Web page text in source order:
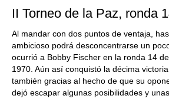
II Torneo de la Paz, ronda
Al mandar con dos puntos de ventaja,
ambicioso podrá desconcentrarse un
ocurrió a Bobby Fischer en la ronda 14
1970. Aún así conquistó la décima
también gracias al hecho de que su
dejó escapar algunas posibilidades y